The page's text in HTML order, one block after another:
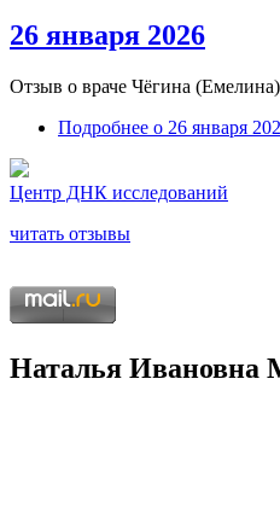
26 января 2026
Отзыв о враче Чёгина
Подробнее о 26 января
Центр ДНК исследований
читать отзывы
Наталья Ивановна